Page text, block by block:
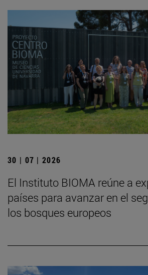
30 | 07 | 2026
El Instituto BIOMA reúne a
países para avanzar en el
los bosques europeos